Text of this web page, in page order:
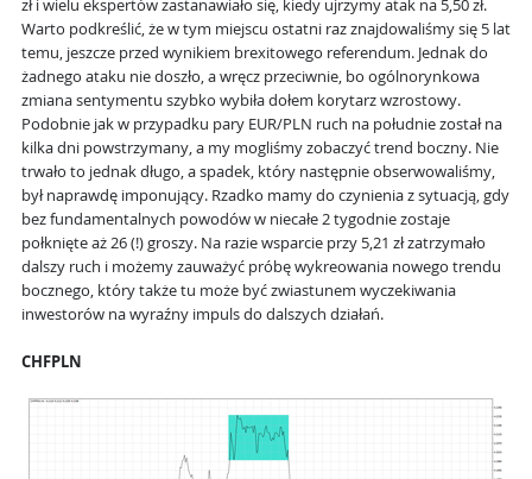
zł i wielu ekspertów zastanawiało się, kiedy ujrzymy atak na 5,50 zł.
Warto podkreślić, że w tym miejscu ostatni raz znajdowaliśmy się 5 lat
temu, jeszcze przed wynikiem brexitowego referendum. Jednak do
żadnego ataku nie doszło, a wręcz przeciwnie, bo ogólnorynkowa
zmiana sentymentu szybko wybiła dołem korytarz wzrostowy.
Podobnie jak w przypadku pary EUR/PLN ruch na południe został na
kilka dni powstrzymany, a my mogliśmy zobaczyć trend boczny. Nie
trwało to jednak długo, a spadek, który następnie obserwowaliśmy,
był naprawdę imponujący. Rzadko mamy do czynienia z sytuacją, gdy
bez fundamentalnych powodów w niecałe 2 tygodnie zostaje
połknięte aż 26 (!) groszy. Na razie wsparcie przy 5,21 zł zatrzymało
dalszy ruch i możemy zauważyć próbę wykreowania nowego trendu
bocznego, który także tu może być zwiastunem wyczekiwania
inwestorów na wyraźny impuls do dalszych działań.
CHFPLN